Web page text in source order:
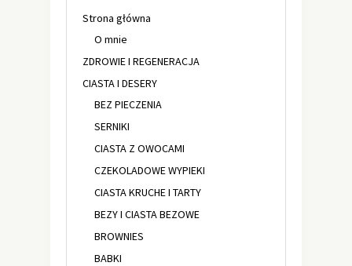
Strona główna
O mnie
ZDROWIE I REGENERACJA
CIASTA I DESERY
BEZ PIECZENIA
SERNIKI
CIASTA Z OWOCAMI
CZEKOLADOWE WYPIEKI
CIASTA KRUCHE I TARTY
BEZY I CIASTA BEZOWE
BROWNIES
BABKI